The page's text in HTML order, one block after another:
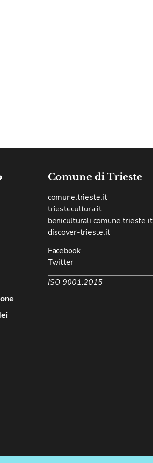
Comune di Trieste
comune.trieste.it
triestecultura.it
beniculturali.comune.trieste.it
discover-trieste.it
Facebook
Twitter
ISO 9001:2015